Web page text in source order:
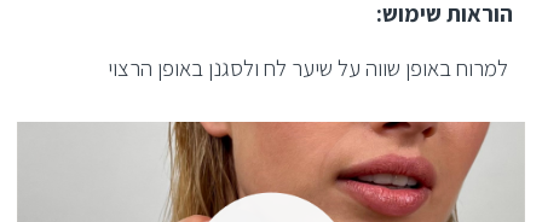
הוראות שימוש:
למרוח באופן שווה על שיער לח ולסגנן באופן הרצוי